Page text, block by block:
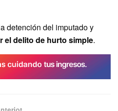
detención del imputado y
el delito de hurto simple.